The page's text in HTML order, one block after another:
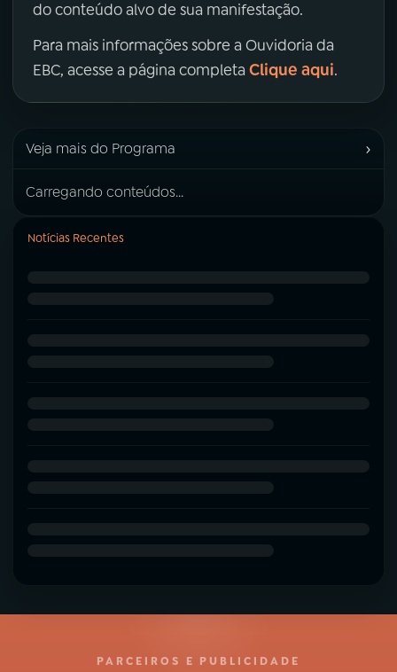
do conteúdo alvo de sua manifestação.
Para mais informações sobre a Ouvidoria da
EBC, acesse a página completa Clique aqui.
Veja mais do Programa ›
Carregando conteúdos...
Notícias Recentes
PARCEIROS E PUBLICIDADE